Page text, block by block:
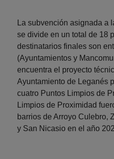
La subvención asignada a
se divide en un total de 18
destinatarios finales son
(Ayuntamientos y
encuentra el proyecto
Ayuntamiento de Leganés
cuatro Puntos Limpios de
Limpios de Proximidad
barrios de Arroyo Culebro,
y San Nicasio en el año